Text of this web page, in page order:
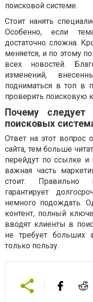
поисковой системе.
Стоит нанять
Особенно, если
достаточно сложна.
меняется, и по этому
всех новостей.
изменений,
подниматься в топ в
проверить поисковую
Почему
поисковых
Ответ на этот
сайта, тем больше
перейдут по ссылке и
важная часть
стоит. Правильно
гарантирует
немного подождать.
контент, полный
вводят клиенты в
не требует больших
только пользу.